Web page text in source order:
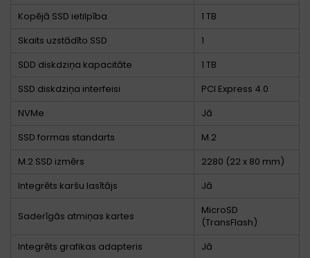
Kopējā SSD ietilpība
1 TB
Skaits uzstādīto SSD
1
SDD diskdziņa kapacitāte
1 TB
SSD diskdziņa interfeisi
PCI Express 4.0
NVMe
Jā
SSD formas standarts
M.2
M.2 SSD izmērs
2280 (22 x 80 mm)
Integrēts karšu lasītājs
Jā
Saderīgās atmiņas kartes
MicroSD
(TransFlash)
Integrēts grafikas adapteris
Jā